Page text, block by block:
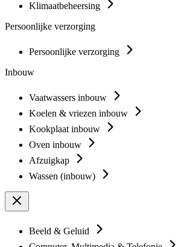
Klimaatbeheersing
Persoonlijke verzorging
Persoonlijke verzorging
Inbouw
Vaatwassers inbouw
Koelen & vriezen inbouw
Kookplaat inbouw
Oven inbouw
Afzuigkap
Wassen (inbouw)
Beeld & Geluid